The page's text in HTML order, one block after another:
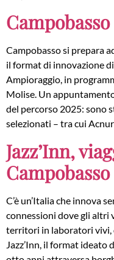
Campobasso
Campobasso si prepara
il format di innovazione
Ampioraggio, in
Molise. Un
del percorso 2025: sono
selezionati – tra cui
Jazz’Inn,
C’è un’Italia che innova
connessioni dove gli altri
territori in laboratori vivi,
Jazz’Inn, il format ideato